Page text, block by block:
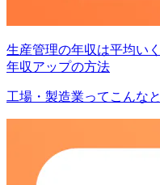
生産管理の年収は平均い
年収アップの方法
工場・製造業ってこんな